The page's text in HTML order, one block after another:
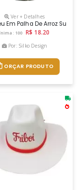
Com Estilo,
Ver + Detalhes
Em Palha De Arroz
100 R$ 18.20
Por: Silko Design
ORÇAR PRODUTO